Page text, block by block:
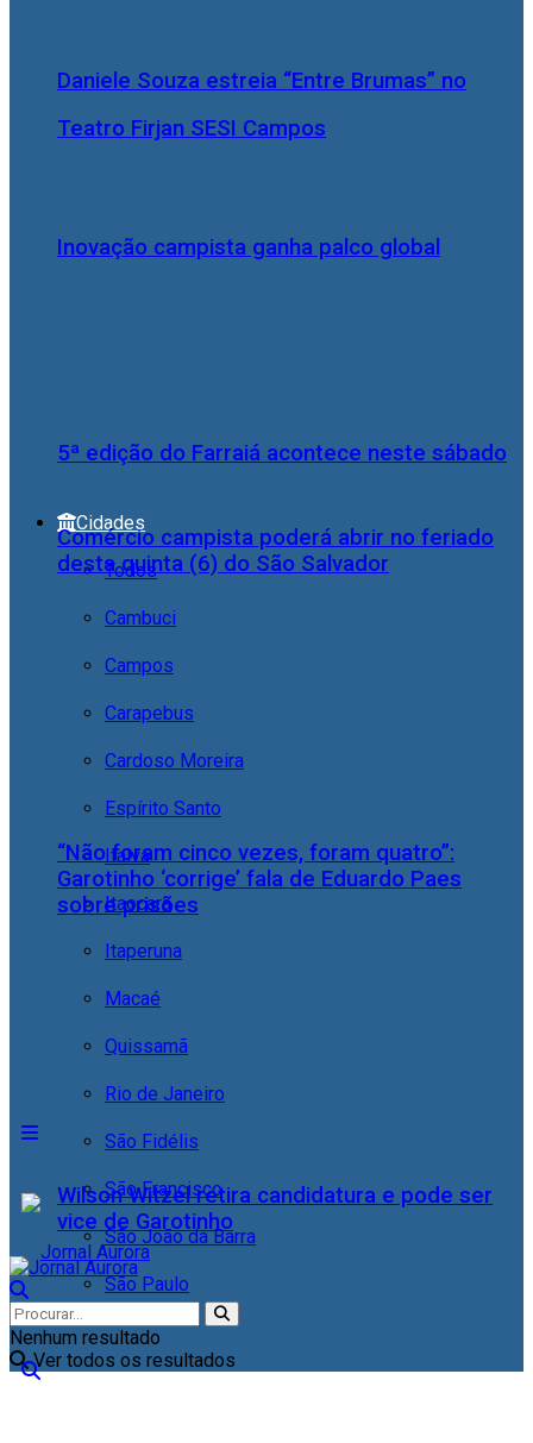
Daniele Souza estreia “Entre Brumas” no
Teatro Firjan SESI Campos
5ª edição do Farraiá acontece neste sábado
Cidades
Todos
Cambuci
Campos
Carapebus
Cardoso Moreira
Espírito Santo
Italva
Itaocara
Itaperuna
Macaé
Quissamã
Rio de Janeiro
São Fidélis
São Francisco
São João da Barra
São Paulo
Inovação campista ganha palco global
Comércio campista poderá abrir no feriado
desta quinta (6) do São Salvador
“Não foram cinco vezes, foram quatro”:
Garotinho ‘corrige’ fala de Eduardo Paes
sobre prisões
Wilson Witzel retira candidatura e pode ser
vice de Garotinho
Nenhum resultado
Ver todos os resultados